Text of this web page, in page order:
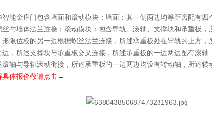
智能金库门包含墙面和滚动模块；墙面：其一侧两边均等距离配有四
丝与墙体法兰连接；滚动模块：包含导轨、滚轴、支撑块和承重板，
形限位板的另一边根据螺丝法兰连接，所述承重板处在导轨的上方
边，所述支撑块与承重板交叉连接，所述承重板的一边两边配有滚
轴与导轨滚动衔接，所述承重板的一边两边均设有转动轴，所述转
具体报价敬请点击→